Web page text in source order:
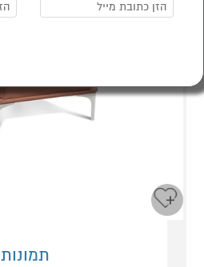
תמונות